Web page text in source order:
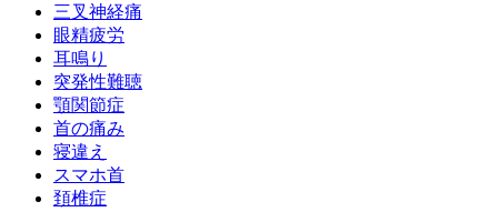
三叉神経痛
眼精疲労
耳鳴り
突発性難聴
顎関節症
首の痛み
寝違え
スマホ首
頚椎症